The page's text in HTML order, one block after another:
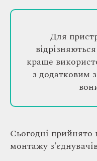
Для
краще
з додатковим
Сьогодні прийнято
монтажу